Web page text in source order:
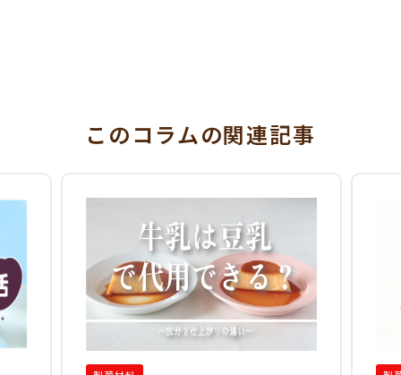
このコラムの関連記事